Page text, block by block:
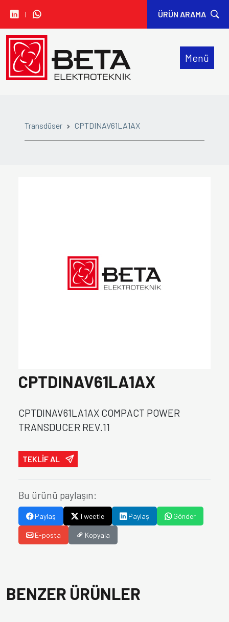
I ÜRÜN ARAMA
Menü
Transdüser CPTDINAV61LA1AX
CPTDINAV61LA1AX
CPTDINAV61LA1AX COMPACT POWER
TRANSDUCER REV.11
TEKLİF AL
Bu ürünü paylaşın:
Paylaş Tweetle Paylaş Gönder
E-posta Kopyala
BENZER ÜRÜNLER
• CARLO GAVAZZI
• IDEM SAFETY
• ORION FANS